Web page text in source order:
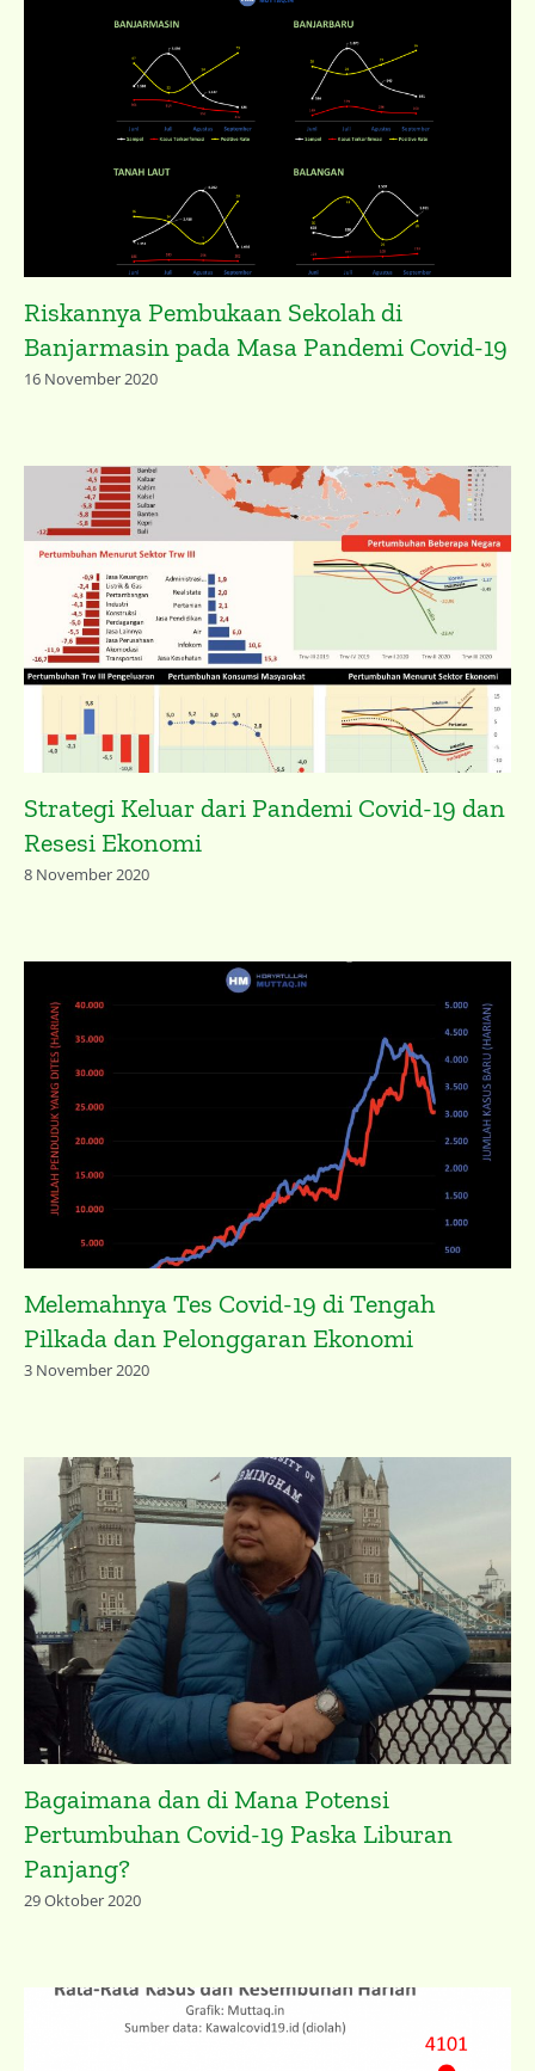
Riskannya Pembukaan Sekolah di
Banjarmasin pada Masa Pandemi Covid-19
16 November 2020
Strategi Keluar dari Pandemi Covid-19 dan
Resesi Ekonomi
8 November 2020
Melemahnya Tes Covid-19 di Tengah
Pilkada dan Pelonggaran Ekonomi
3 November 2020
Bagaimana dan di Mana Potensi
Pertumbuhan Covid-19 Paska Liburan
Panjang?
29 Oktober 2020